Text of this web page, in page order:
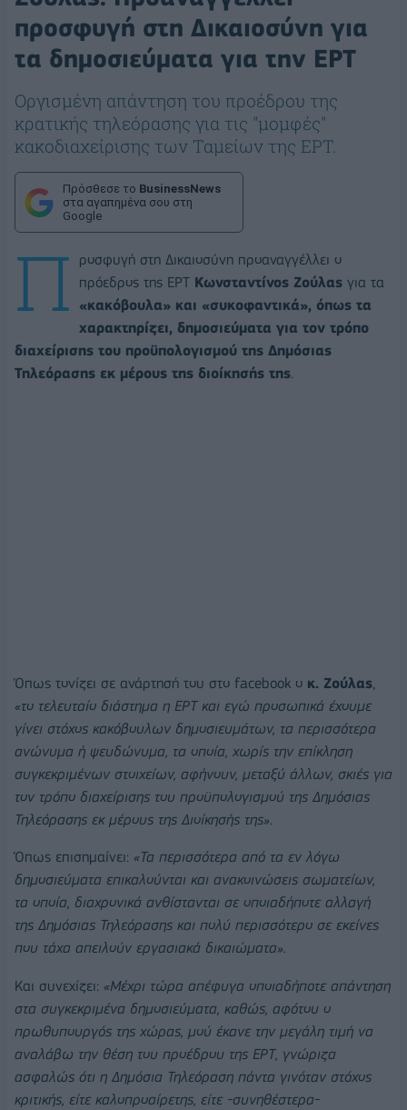
προσφυγή στη Δικαιοσύνη για
τα δημοσιεύματα για την ΕΡΤ
Οργισμένη απάντηση του προέδρου της
κρατικής τηλεόρασης για τις "μομφές"
κακοδιαχείρισης των Ταμείων της ΕΡΤ.
Πρόσθεσε το BusinessNews
στα αγαπημένα σου στη
Google
Π
ροσφυγή στη Δικαιοσύνη προαναγγέλλει ο
πρόεδρος της ΕΡΤ Κωνσταντίνος Ζούλας για τα
«κακόβουλα» και «συκοφαντικά», όπως τα
χαρακτηρίζει, δημοσιεύματα για τον τρόπο
διαχείρισης του προϋπολογισμού της Δημόσιας
Τηλεόρασης εκ μέρους της διοίκησής της.
Όπως τονίζει σε ανάρτησή του στο facebook ο κ. Ζούλας
«το τελευταίο διάστημα η ΕΡΤ και εγώ προσωπικά έχουμε
γίνει στόχος κακόβουλων δημοσιευμάτων, τα περισσότερα
ανώνυμα ή ψευδώνυμα, τα οποία, χωρίς την επίκληση
συγκεκριμένων στοιχείων, αφήνουν, μεταξύ άλλων, σκιές για
τον τρόπο διαχείρισης του προϋπολογισμού της Δημόσιας
Τηλεόρασης εκ μέρους της Διοίκησής της».
Όπως επισημαίνει: «Τα περισσότερα από τα εν λόγω
δημοσιεύματα επικαλούνται και ανακοινώσεις σωματείων,
τα οποία, διαχρονικά ανθίστανται σε οποιαδήποτε αλλαγή
της Δημόσιας Τηλεόρασης και πολύ περισσότερο σε εκείνες
που τάχα απειλούν εργασιακά δικαιώματα».
Και συνεχίζει: «Μέχρι τώρα απέφυγα οποιαδήπoτε απάντηση
στα συγκεκριμένα δημοσιεύματα, καθώς, αφότου ο
πρωθυπουργός της χώρας, μού έκανε την μεγάλη τιμή να
αναλάβω την θέση του προέδρου της ΕΡΤ, γνώριζα
ασφαλώς ότι η Δημόσια Τηλεόραση πάντα γινόταν στόχος
κριτικής, είτε καλοπροαίρετης, είτε -συνηθέστερα-